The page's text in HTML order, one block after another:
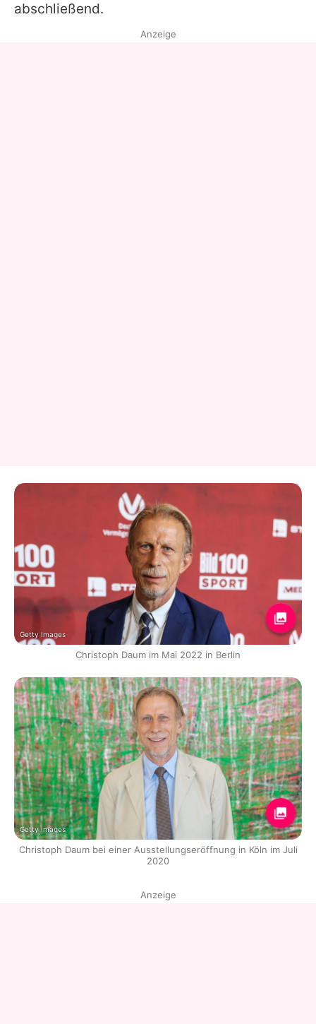
abschließend.
Anzeige
Getty Images
Christoph Daum im Mai 2022 in Berlin
Getty Images
Christoph Daum bei einer Ausstellungseröffnung in Köln im Juli
2020
Anzeige